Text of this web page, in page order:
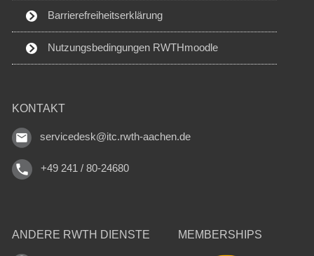
Barrierefreiheitserklärung
Nutzungsbedingungen RWTHmoodle
KONTAKT
servicedesk@itc.rwth-aachen.de
+49 241 / 80-24680
ANDERE RWTH DIENSTE MEMBERSHIPS